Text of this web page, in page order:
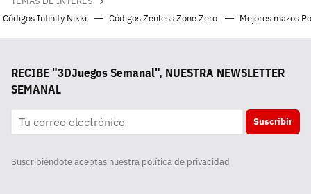
Códigos Infinity Nikki
Códigos Zenless Zone Zero Mejores mazos
RECIBE "3DJuegos Semanal", NUESTRA NEWSLETTER
SEMANAL
Suscribir
Suscribiéndote aceptas nuestra política de privacidad